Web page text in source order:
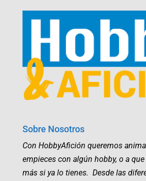
Sobre Nosotros
Con HobbyAfición queremos
empieces con algún hobby, o a
más si ya lo tienes. Desde las